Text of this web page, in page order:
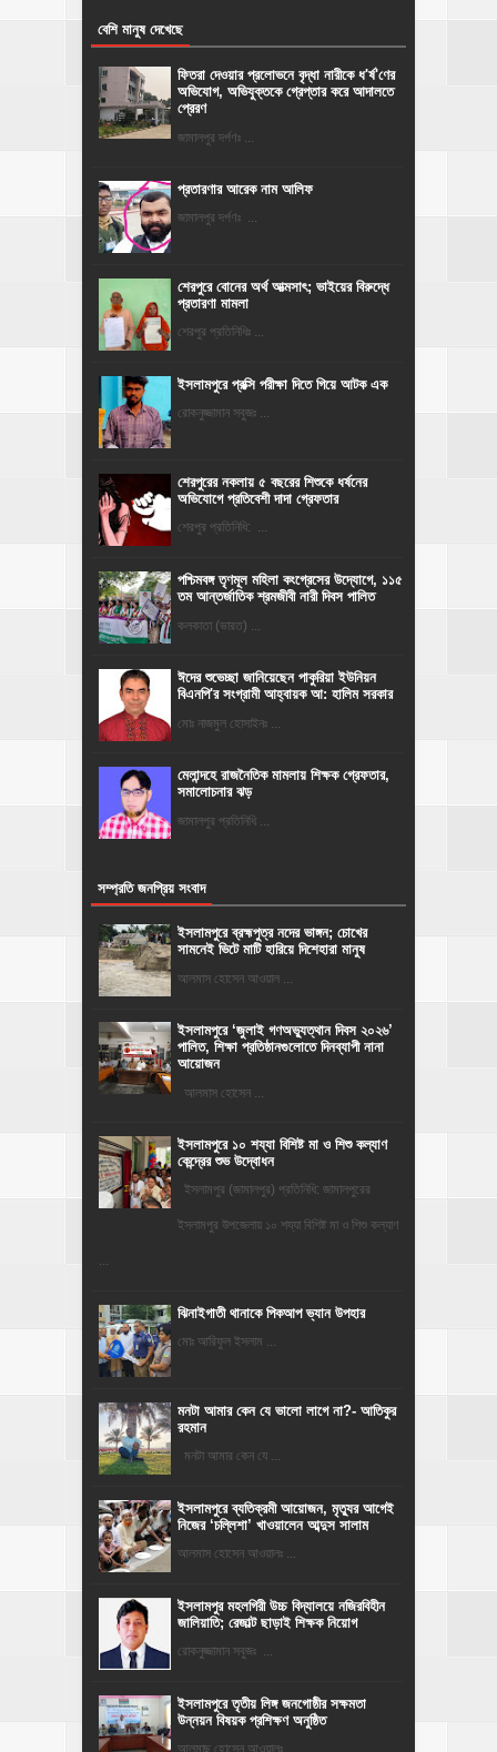
বেশি মানুষ দেখেছে
ফিতরা দেওয়ার প্রলোভনে বৃদ্ধা নারীকে ধ'র্ষ'ণের
অভিযোগ, অভিযুক্তকে গ্রেপ্তার করে আদালতে
প্রেরণ
জামালপুর দর্পণঃ ...
প্রতারণার আরেক নাম আলিফ
জামালপুর দর্পণঃ ...
শেরপুরে বোনের অর্থ আত্মসাৎ; ভাইয়ের বিরুদ্ধে
প্রতারণা মামলা
শেরপুর প্রতিনিধিঃ ...
ইসলামপুরে প্রক্সি পরীক্ষা দিতে গিয়ে আটক এক
রোকনুজ্জামান সবুজঃ ...
শেরপুরের নকলায় ৫ বছরের শিশুকে ধর্ষনের
অভিযোগে প্রতিবেশী দাদা গ্রেফতার
শেরপুর প্রতিনিধি: ...
পশ্চিমবঙ্গ তৃণমূল মহিলা কংগ্রেসের উদ্যোগে, ১১৫
তম আন্তর্জাতিক শ্রমজীবী নারী দিবস পালিত
কলকাতা (ভারত) ...
ঈদের শুভেচ্ছা জানিয়েছেন পাকুরিয়া ইউনিয়ন
বিএনপি'র সংগ্রামী আহ্বায়ক আ: হালিম সরকার
মোঃ নাজমুল হোসাইনঃ ...
মেলান্দহে রাজনৈতিক মামলায় শিক্ষক গ্রেফতার,
সমালোচনার ঝড়
জামালপুর প্রতিনিধি ...
সম্প্রতি জনপ্রিয় সংবাদ
ইসলামপুরে ব্রহ্মপুত্র নদের ভাঙ্গন; চোখের
সামনেই ভিটে মাটি হারিয়ে দিশেহারা মানুষ
আলমাস হোসেন আওয়াল ...
‎ইসলামপুরে ‘জুলাই গণঅভ্যুত্থান দিবস ২০২৬’
পালিত, শিক্ষা প্রতিষ্ঠানগুলোতে দিনব্যাপী নানা
আয়োজন
‎​আলমাস হোসেন ...
ইসলামপুরে ১০ শয্যা বিশিষ্ট মা ও শিশু কল্যাণ
কেন্দ্রের শুভ উদ্বোধন
ইসলামপুর (জামালপুর) প্রতিনিধি: জামালপুরের
ইসলামপুর উপজেলায় ১০ শয্যা বিশিষ্ট মা ও শিশু কল্যাণ
...
ঝিনাইগাতী থানাকে পিকআপ ভ্যান উপহার
মোঃ আরিফুল ইসলাম ...
মনটা আমার কেন যে ভালো লাগে না?- আতিকুর
রহমান
মনটা আমার কেন যে ...
‎ইসলামপুরে ব্যতিক্রমী আয়োজন, মৃত্যুর আগেই
নিজের ‘চল্লিশা’ খাওয়ালেন আব্দুস সালাম
আলমাস হোসেন আওয়ালঃ ...
​ইসলামপুর মহলগিরী উচ্চ বিদ্যালয়ে নজিরবিহীন
জালিয়াতি; রেজাল্ট ছাড়াই শিক্ষক নিয়োগ
রোকনুজ্জামান সবুজঃ ...
ইসলামপুরে তৃতীয় লিঙ্গ জনগোষ্ঠীর সক্ষমতা
উন্নয়ন বিষয়ক প্রশিক্ষণ অনুষ্ঠিত